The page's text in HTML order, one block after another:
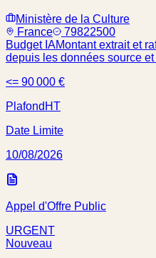
Ministère de la Culture
France
79822500
Budget IAMontant extrait et
depuis les données source
<= 90 000 €
Plafond HT
Date Limite
10/08/2026
Appel d'Offre Public
URGENT
Nouveau